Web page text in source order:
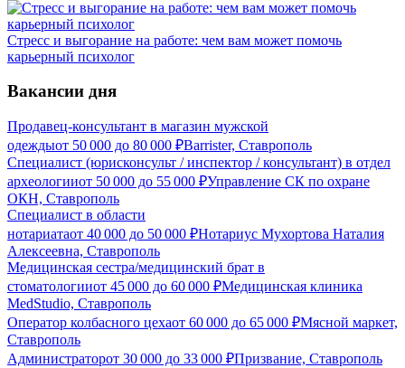
Стресс и выгорание на работе: чем вам может помочь
карьерный психолог
Вакансии дня
Продавец-консультант в магазин мужской
одеждыот 50 000 до 80 000 ₽Barrister, Ставрополь
Специалист (юрисконсульт / инспектор / консультант) в отдел
археологииот 50 000 до 55 000 ₽Управление СК по охране
ОКН, Ставрополь
Специалист в области
нотариатаот 40 000 до 50 000 ₽Нотариус Мухортова Наталия
Алексеевна, Ставрополь
Медицинская сестра/медицинский брат в
стоматологииот 45 000 до 60 000 ₽Медицинская клиника
MedStudio, Ставрополь
Оператор колбасного цехаот 60 000 до 65 000 ₽Мясной маркет,
Ставрополь
Администраторот 30 000 до 33 000 ₽Призвание, Ставрополь